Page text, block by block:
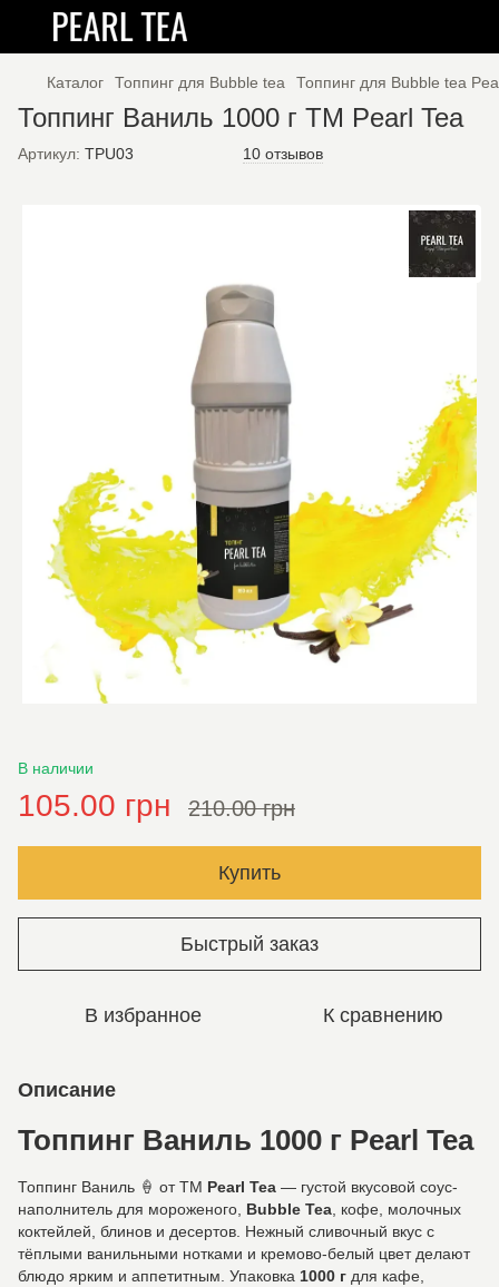
Каталог Топпинг для Bubble tea Топпинг для Bubble tea
Топпинг Ваниль 1000 г ТМ Pearl Tea
Артикул: TPU03 10 отзывов
В наличии
105.00 грн 210.00 грн
Купить
Быстрый заказ
В избранное К сравнению
Описание
Топпинг Ваниль 1000 г Pearl Tea
Топпинг Ваниль 🍦 от ТМ Pearl Tea — густой вкусовой соус-
наполнитель для мороженого, Bubble Tea , кофе, молочных
коктейлей, блинов и десертов. Нежный сливочный вкус с
тёплыми ванильными нотками и кремово-белый цвет делают
блюдо ярким и аппетитным. Упаковка 1000 г для кафе,